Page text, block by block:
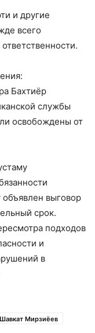
и другие
всего
Бахтиёр
службы
освобождены от
объявлен выговор
срок.
подходов
и
в
Шавкат Мирзиёев